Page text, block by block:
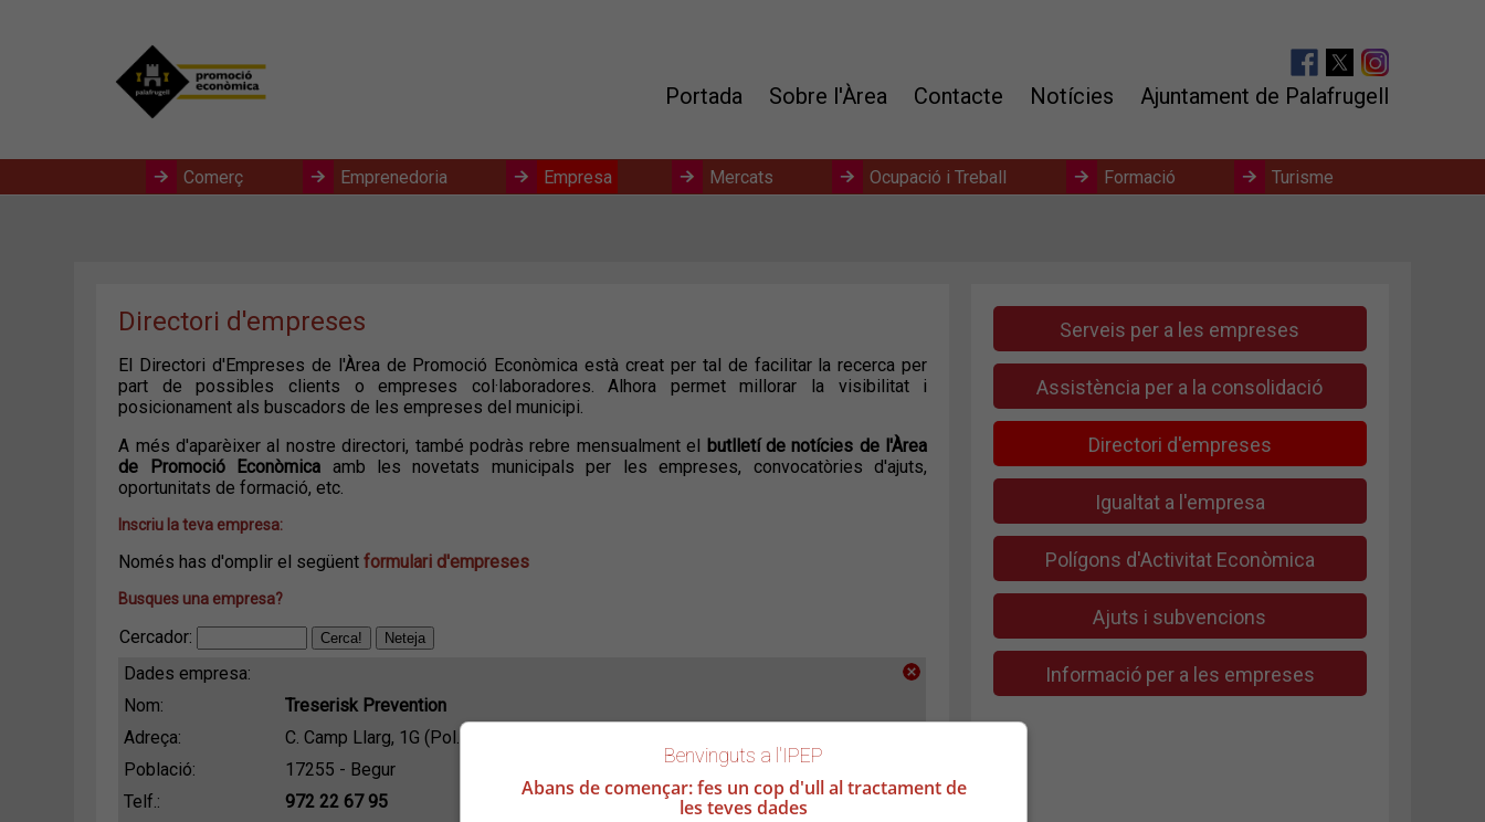
Portada Sobre l'Àrea Contacte Notícies Ajuntament de Palafrugell
Comerç Emprenedoria Empresa Mercats Ocupació i Treball Formació Turisme
Directori d'empreses
El Directori d'Empreses de l'Àrea de Promoció Econòmica està creat per tal de facilitar la recerca per
part de possibles clients o empreses col·laboradores. Alhora permet millorar la visibilitat i
posicionament als buscadors de les empreses del municipi.
A més d'aparèixer al nostre directori, també podràs rebre mensualment el butlletí de notícies de l'Àrea
de Promoció Econòmica amb les novetats municipals per les empreses, convocatòries d'ajuts,
oportunitats de formació, etc.
Inscriu la teva empresa:
Només has d'omplir el següent formulari d'empreses
Busques una empresa?
Cercador:
Dades empresa:
Nom:
Treserisk Prevention
Adreça:
C. Camp Llarg, 1G (Pol. Ind. Riera d'Esclanyà)
Població:
17255 - Begur
Telf.:
972 22 67 95
Serveis per a les empreses
Assistència per a la consolidació
Directori d'empreses
Igualtat a l'empresa
Polígons d'Activitat Econòmica
Ajuts i subvencions
Informació per a les empreses
Benvinguts a l'IPEP
Abans de començar: fes un cop d'ull al tractament de
les teves dades